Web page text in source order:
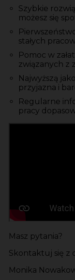
Szybkie
możesz się
stałych
Pomoc w
związanych z
Najwyższą
przyjazna i
Regularne
pracy
Masz pytania?
Skontaktuj się z
Monika